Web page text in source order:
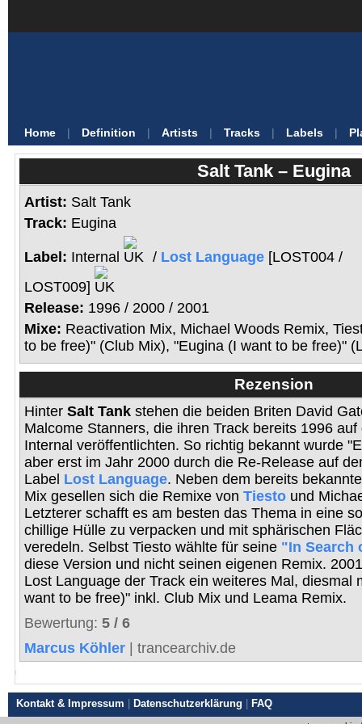
Home | Definition | Artists | Tracks | Labels |
Salt Tank – Eugina
Artist: Salt Tank
Track: Eugina
Label: Internal / Lost Language [LOST004 /
LOST009]
Release: 1996 / 2000 / 2001
Mixe: Reactivation Mix, Michael Woods Remix,
to be free)" (Club Mix), "Eugina (I want to be free)"
Rezension
Hinter Salt Tank stehen die beiden Briten David
Malcome Stanners, die ihren Track bereits 1996 auf
Internal veröffentlichten. So richtig bekannt wurde
aber erst im Jahr 2000 durch die Re-Release auf
Label Lost Language. Neben dem bereits
Mix gesellen sich die Remixe von Tiesto und
Letzterer schafft es am besten das Thema in eine
chillige Hülle zu verpacken und mit sphärischen
veredeln. Selbst Tiesto wählte für seine "In Search
diese Version und nicht seinen eigenen Remix.
Lost Language der Track ein weiteres Mal, diesmal
want to be free)" inkl. Club Mix und Leama Remix.
Bewertung: 5 / 6
Marcus Köhler | trancearchiv.de
Kontakt & Impressum Datenschutzerklärung FAQ